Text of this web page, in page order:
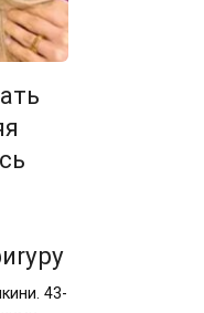
43-